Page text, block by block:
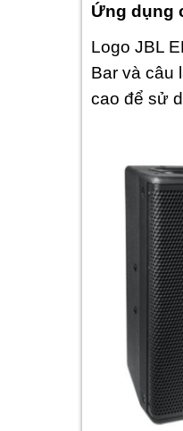
Ứng dụng
Logo JBL
Bar và câu
cao để sử